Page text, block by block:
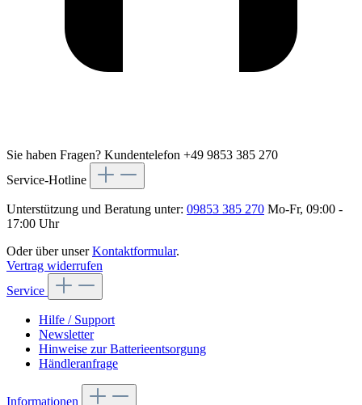
Sie haben Fragen? Kundentelefon +49 9853 385 270
Service-Hotline
Unterstützung und Beratung unter: 09853 385 270 Mo-Fr, 09:00 -
17:00 Uhr
Oder über unserKontaktformular.
Vertrag widerrufen
Service
Hilfe / Support
Newsletter
Hinweise zur Batterieentsorgung
Händleranfrage
Informationen